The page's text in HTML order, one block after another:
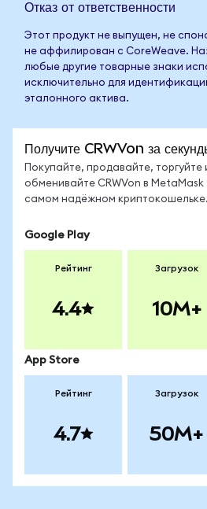
Отказ от ответственности
Этот продукт не выпущен, не
не аффилирован с CoreWeave.
любые другие товарные знаки
исключительно для
эталонного актива.
Получите CRWVon за
Покупайте, продавайте, торгуйте
обменивайте CRWVon в MetaMask
самом надёжном криптокошельке.
Google Play
Рейтинг
4.4
Загрузок
10M+
App Store
Рейтинг
4.7
Загрузок
50M+